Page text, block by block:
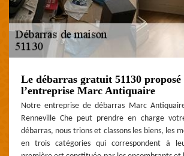
Le débarras gratuit 51130
l’entreprise Marc Antiquaire
Notre entreprise de débarras Marc
Renneville Che peut prendre en charge
débarras, nous trions et classons les biens, les
en trois catégories qui correspondent à